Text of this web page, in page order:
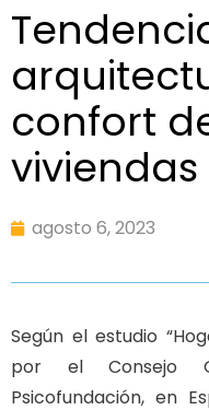
confort
viviendas
agosto 6, 2023
Según el estudio
por el Consejo
Psicofundación, en